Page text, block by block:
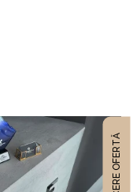
CERE OFERTĂ